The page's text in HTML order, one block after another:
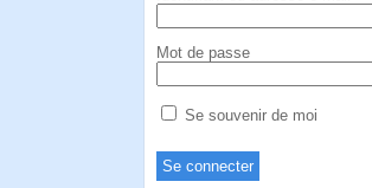
Mot de passe
Se souvenir de moi